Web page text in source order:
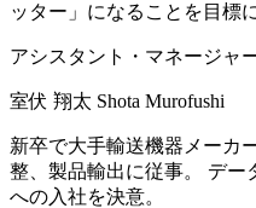
ッター」になることを目標
アシスタント・マネージャ
室伏 翔太 Shota Murofushi
新卒で大手輸送機器メーカ
整、製品輸出に従事。 デー
への入社を決意。